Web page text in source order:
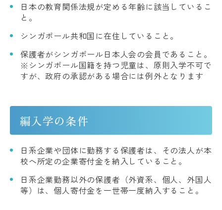
Please follow us !
日本の教育関係法規が定める年齢に該当しているこ
と。
シンガポール共和国に在住していること。
保護者がシンガポール日本人会の会員であること。
※シンガポール国籍を持つ児童は、原則入学不可で
すが、政府の承認がある場合には例外となります
編入学の条件
日系企業や団体に勤務する保護者は、その法人が本
校へ所定の企業寄付金を納入していること。
日系企業勤務以外の保護者（外資系、個人、外国人
等）は、個人寄付金を一世帯一度納入すること。